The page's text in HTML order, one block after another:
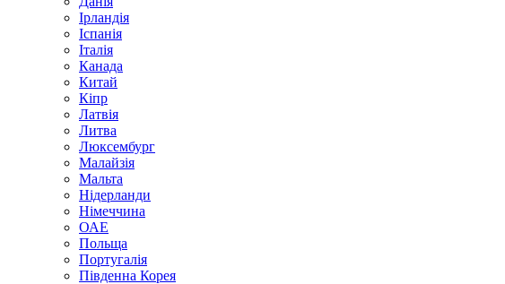
Ірландія
Іспанія
Італія
Канада
Китай
Кіпр
Латвія
Литва
Люксембург
Малайзія
Мальта
Нідерланди
Німеччина
ОАЕ
Польща
Португалія
Південна Корея